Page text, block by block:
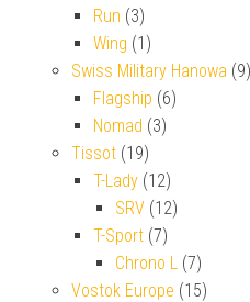
Run (3)
Wing (1)
Swiss Military Hanowa (9)
Flagship (6)
Nomad (3)
Tissot (19)
T-Lady (12)
SRV (12)
T-Sport (7)
Chrono L (7)
Vostok Europe (15)